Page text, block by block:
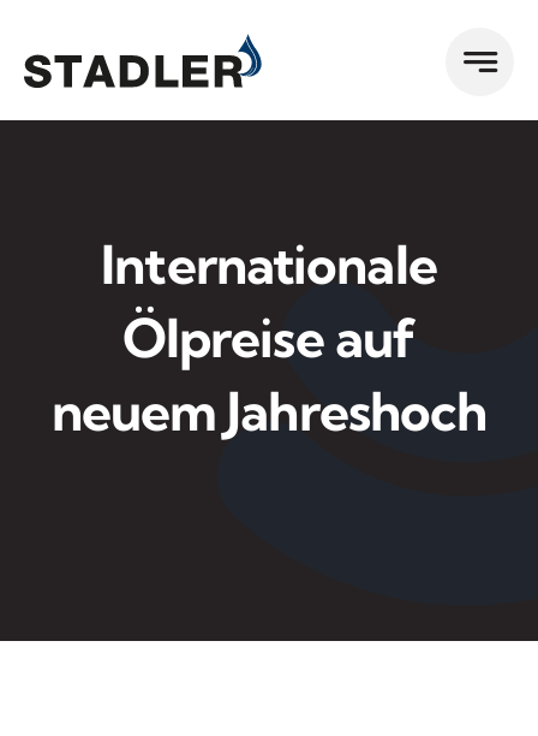
Inhalt
springen
Internationale
Ölpreise auf
neuem Jahreshoch